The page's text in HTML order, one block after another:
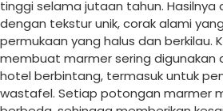
tinggi selama jutaan tahun. Hasilnya
dengan tekstur unik, corak alami
permukaan yang halus dan berkilau.
membuat marmer sering digunakan
hotel berbintang, termasuk untuk
wastafel. Setiap potongan marmer